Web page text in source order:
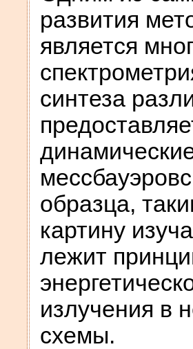
развития
является
синтеза
образца,
картину
лежит
излучения в
схемы.